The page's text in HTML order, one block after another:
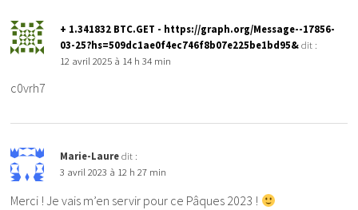
+ 1.341832 BTC.GET - https://graph.org/Message--17856-
03-25?hs=509dc1ae0f4ec746f8b07e225be1bd95& dit :
12 avril 2025 à 14 h 34 min
c0vrh7
Marie-Laure dit :
3 avril 2023 à 12 h 27 min
Merci ! Je vais m’en servir pour ce Pâques 2023 !